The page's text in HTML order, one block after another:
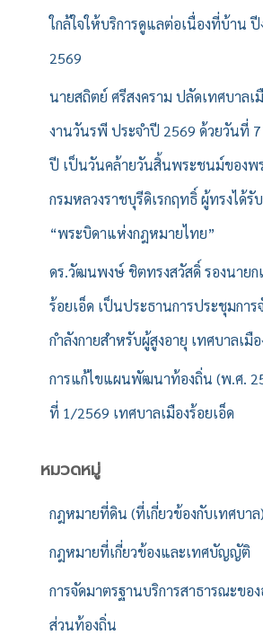
ใกล้ใจให้บริการดูแลต่อเนื่องที่บ้าน
2569
นายสถิตย์ ศรีสงคราม ปลัดเทศบาลเ
งานวันรพี ประจำปี 2569 ด้วยวันที่
ปี เป็นวันคล้ายวันสิ้นพระชนม์ของพร
กรมหลวงราชบุรีดิเรกฤทธิ์ ผู้ทรงได้รั
“พระบิดาแห่งกฎหมายไทย”
ดร.วัฒนพงษ์ ชิตทรงสวัสดิ์ รองนายก
ร้อยเอ็ด เป็นประธานการประชุมการ
กำลังกายสำหรับผู้สูงอายุ เทศบาลเมือ
การแก้ไขแผนพัฒนาท้องถิ่น (พ.ศ.
ที่ 1/2569 เทศบาลเมืองร้อยเอ็ด
หมวดหมู่
กฎหมายที่ดิน (ที่เกี่ยวข้องกับเทศบาล)
กฎหมายที่เกี่ยวข้องและเทศบัญญัติ
การจัดมาตรฐานบริการสาธารณะขอ
ส่วนท้องถิ่น